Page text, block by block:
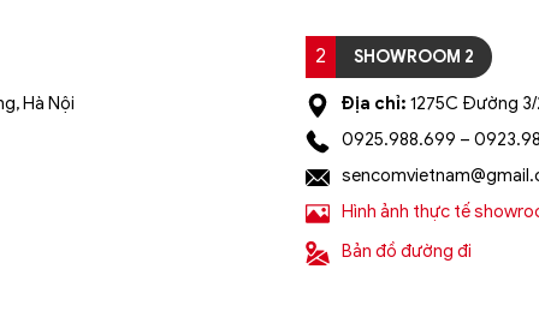
Hà Nội
2 SHOWROOM 2
Địa chỉ: 1275C Đường 3/
0925.988.699 –
Hình ảnh thực tế
Bản đồ đường đi